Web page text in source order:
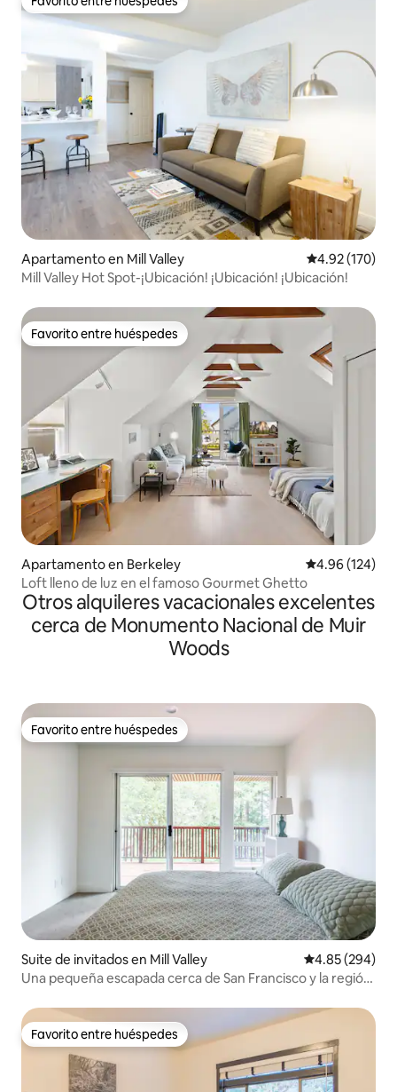
Favorito entre huéspedes
Apartamento en Mill Valley Calificación
4.92 (170)
Mill Valley Hot Spot-¡Ubicación! ¡Ubicación! ¡Ubicación!
Favorito entre huéspedes
Favorito entre huéspedes
Apartamento en Berkeley Calificación
4.96 (124)
Loft lleno de luz en el famoso Gourmet Ghetto
Otros alquileres vacacionales excelentes
cerca de Monumento Nacional de Muir
Woods
Favorito entre huéspedes
Favorito entre huéspedes
Suite de invitados en Mill Valley Calificación
4.85 (294)
Una pequeña escapada cerca de San Francisco y la región
Favorito entre huéspedes
Favorito entre huéspedes